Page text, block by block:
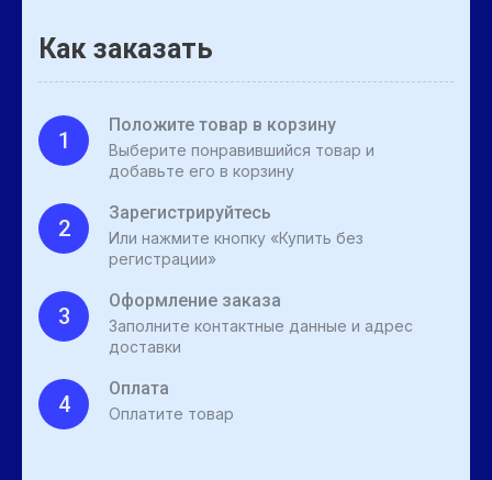
Как заказать
1
Положите товар в корзину
Выберите понравившийся товар и
добавьте его в корзину
2
Зарегистрируйтесь
Или нажмите кнопку «Купить без
регистрации»
3
Оформление заказа
Заполните контактные данные и адрес
доставки
4
Оплата
Оплатите товар